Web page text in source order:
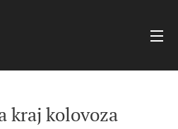
kraj kolovoza